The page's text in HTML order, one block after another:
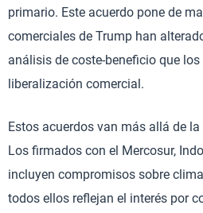
primario. Este acuerdo pone de
comerciales de Trump han
análisis de coste-beneficio que
liberalización comercial.
Estos acuerdos van más allá de
Los firmados con el Mercosur,
incluyen compromisos sobre
todos ellos reflejan el interés por